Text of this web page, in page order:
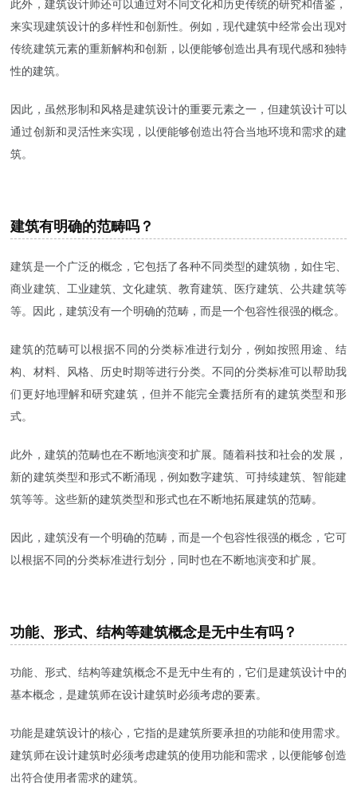
此外，建筑设计师还可以通过对不同文化和历史传统的研究和借鉴，
来实现建筑设计的多样性和创新性。例如，现代建筑中经常会出现对
传统建筑元素的重新解构和创新，以便能够创造出具有现代感和独特
性的建筑。
因此，虽然形制和风格是建筑设计的重要元素之一，但建筑设计可以
通过创新和灵活性来实现，以便能够创造出符合当地环境和需求的建
筑。
建筑有明确的范畴吗？
建筑是一个广泛的概念，它包括了各种不同类型的建筑物，如住宅、
商业建筑、工业建筑、文化建筑、教育建筑、医疗建筑、公共建筑等
等。因此，建筑没有一个明确的范畴，而是一个包容性很强的概念。
建筑的范畴可以根据不同的分类标准进行划分，例如按照用途、结
构、材料、风格、历史时期等进行分类。不同的分类标准可以帮助我
们更好地理解和研究建筑，但并不能完全囊括所有的建筑类型和形
式。
此外，建筑的范畴也在不断地演变和扩展。随着科技和社会的发展，
新的建筑类型和形式不断涌现，例如数字建筑、可持续建筑、智能建
筑等等。这些新的建筑类型和形式也在不断地拓展建筑的范畴。
因此，建筑没有一个明确的范畴，而是一个包容性很强的概念，它可
以根据不同的分类标准进行划分，同时也在不断地演变和扩展。
功能、形式、结构等建筑概念是无中生有吗？
功能、形式、结构等建筑概念不是无中生有的，它们是建筑设计中的
基本概念，是建筑师在设计建筑时必须考虑的要素。
功能是建筑设计的核心，它指的是建筑所要承担的功能和使用需求。
建筑师在设计建筑时必须考虑建筑的使用功能和需求，以便能够创造
出符合使用者需求的建筑。